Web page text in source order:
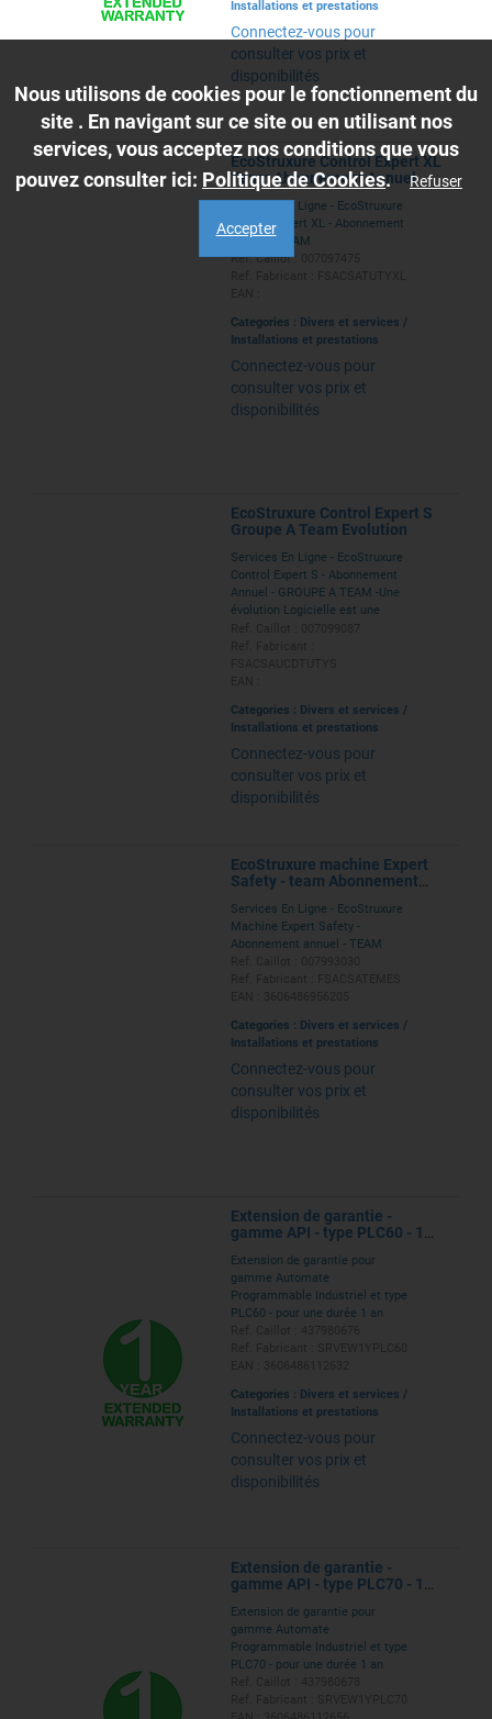
Installations et prestations
Connectez-vous pour
consulter vos prix et
disponibilités
EcoStruxure Control Expert XL
Team Abonnement Annuel
Services En Ligne - EcoStruxure
Control Expert XL - Abonnement
Annuel - TEAM
Ref. Caillot : 007097475
Categories : Divers et services /
Installations et prestations
Connectez-vous pour
consulter vos prix et
disponibilités
EcoStruxure Control Expert S
Groupe A Team Evolution
Services En Ligne - EcoStruxure
Control Expert S - Abonnement
Annuel - GROUPE A TEAM -Une
évolution Logicielle est une
Categories : Divers et services /
Installations et prestations
Connectez-vous pour
consulter vos prix et
disponibilités
EcoStruxure machine Expert
Safety - team Abonnement
Services En Ligne - EcoStruxure
Machine Expert Safety -
Abonnement annuel - TEAM
Categories : Divers et services /
Installations et prestations
Connectez-vous pour
consulter vos prix et
disponibilités
Extension de garantie -
gamme API - type PLC60 - 1
Extension de garantie pour
gamme Automate
Programmable Industriel et type
PLC60 - pour une durée 1 an
Categories : Divers et services /
Installations et prestations
Connectez-vous pour
consulter vos prix et
disponibilités
Extension de garantie -
gamme API - type PLC70 - 1
Extension de garantie pour
gamme Automate
Programmable Industriel et type
PLC70 - pour une durée 1 an
Nous utilisons de cookies pour le fonctionnement du
site . En navigant sur ce site ou en utilisant nos
services, vous acceptez nos conditions que vous
pouvez consulter ici: Politique de Cookies. Refuser
Accepter